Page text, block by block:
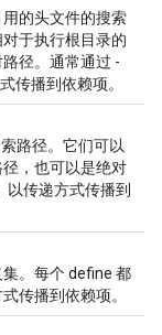
的头文件的搜索
于执行根目录的
径。通常通过 -
传播到依赖项。
路径。它们可以
，也可以是绝对
以传递方式传播到
。每个 define 都
传播到依赖项。